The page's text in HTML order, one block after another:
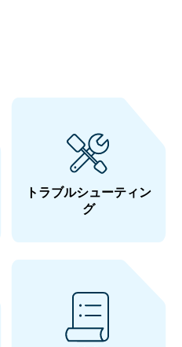
トラブルシューティン
グ